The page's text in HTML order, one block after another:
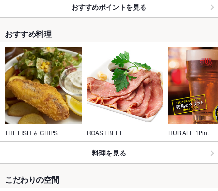
おすすめポイントを見る
おすすめ料理
THE FISH ＆ CHIPS ROAST BEEF HUB ALE 1Pint
料理を見る
こだわりの空間